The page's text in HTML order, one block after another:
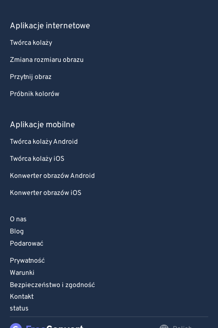
Aplikacje internetowe
Twórca kolaży
Zmiana rozmiaru obrazu
Przytnij obraz
Próbnik kolorów
Aplikacje mobilne
Twórca kolaży Android
Twórca kolaży iOS
Konwerter obrazów Android
Konwerter obrazów iOS
O nas
Blog
Podarować
Prywatność
Warunki
Bezpieczeństwo i zgodność
Kontakt
status